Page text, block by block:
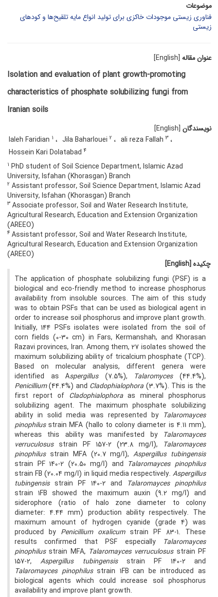
موضوعات
فناوری زیستی موجودات خاکزی برای تولید انواع مایه تلقیح‌ها و کودهای
زیستی
عنوان مقاله [English]
Isolation and evaluation of plant growth-promoting
characteristics of phosphate solubilizing fungi from
Iranian soils
نویسندگان [English]
laleh Faridian 1 Jila Baharlouei 2 ali reza Fallah 3
Hossein Kari Dolatabad 4
1 PhD student of Soil Science Department, Islamic Azad
University, Isfahan (Khorasgan) Branch
2 Assistant professor, Soil Science Department, Islamic Azad
University, Isfahan (Khorasgan) Branch
3 Associate professor, Soil and Water Research Institute,
Agricultural Research, Education and Extension Organization
(AREEO)
4 Assistant professor, Soil and Water Research Institute,
Agricultural Research, Education and Extension Organization
(AREEO)
چکیده [English]
The application of phosphate solubilizing fungi (PSF) is a
biological and eco-friendly method to increase phosphorus
availability from insoluble sources. The aim of this study
was to obtain PSFs that can be used as biological agent in
order to increase soil phosphorus and improve plant growth.
Initially, 144 PSFs isolates were isolated from the soil of
corn fields (0-30 cm) in Fars, Kermanshah, and Khorasan
Razavi provinces, Iran. Among them, 27 isolates showed the
maximum solubilizing ability of tricalcium phosphate (TCP).
Based on molecular analysis, different genera were
identified as Aspergillus(7.5%), Talaromyces(44.4%),
Penicillium(44.4%) and Cladophialophora (3.7%). This is the
first report of Cladophialophoraas mineral phosphorus
solubilizing agent. The maximum phosphate solubilizing
ability in solid media was represented by Talaromayces
pinophilusstrain MFA (hallo to colony diameter is 4.11 mm),
whereas this ability was manifested by Talaromayces
verruculosusstrain PF 157-2 (23.8 mg/l), Talaromayces
pinophilus strain MFA (20.7 mg/l),Aspergillus tubingensis
strain PF 140-2 (20.50 mg/l) and Talaromayces pinophilus
strain FB (20.04 mg/l) in liquid media respectively. Aspergillus
tubingensisstrain PF 140-2 and Talaromayces pinophilus
strain 1FB showed the maximum auxin (9.2 mg/l) and
siderophore (ratio of halo zone diameter to colony
diameter: 4.44 mm) production ability respectively. The
maximum amount of hydrogen cyanide (grade 4) was
produced by Penicillium oxalicum strain PF 83-1. These
results confirmed that PSF especially Talaromayces
pinophilusstrain MFA, Talaromayces verruculosusstrain PF
157-2,Aspergillus tubingensisstrain PF 140-2
and
Talaromayces pinophilusstrain 1FB can be introduced as
biological agents which could increase soil phosphorus
availability and improve plant growth.